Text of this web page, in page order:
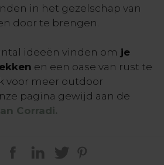
in het gezelschap van
door te brengen.
ideeën vinden om je
en een oase van rust te
voor meer outdoor
pagina gewijd aan de
Corradi.